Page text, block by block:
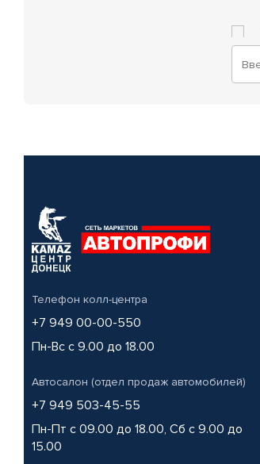
Телефон колл-центра
+7 949 00-00-550
Пн-Вс с 9.00 до 18.00
Автосалон (отдел продаж автомобилей)
+7 949 503-45-55
Пн-Пт с 09.00 до 18.00, Сб с 9.00 до
15.00